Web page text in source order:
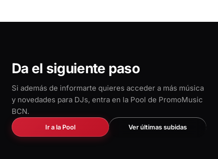
Da el siguiente paso
Si además de informarte quieres acceder a más música
y novedades para DJs, entra en la Pool de PromoMusic
BCN.
Ir a la Pool Ver últimas subidas